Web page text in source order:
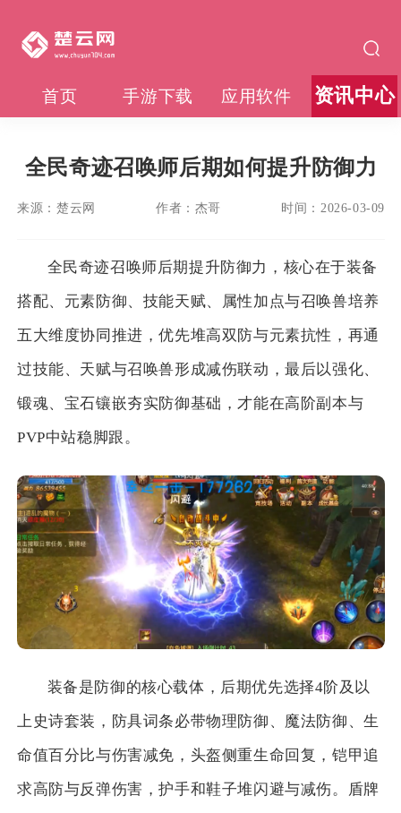
首页 手游下载 应用软件 资讯中心
全民奇迹召唤师后期如何提升防御力
来源： 楚云网 作者： 杰哥 时间： 2026-03-09
全民奇迹召唤师后期提升防御力，核心在于装备
搭配、元素防御、技能天赋、属性加点与召唤兽培养
五大维度协同推进，优先堆高双防与元素抗性，再通
过技能、天赋与召唤兽形成减伤联动，最后以强化、
锻魂、宝石镶嵌夯实防御基础，才能在高阶副本与
PVP中站稳脚跟。
装备是防御的核心载体，后期优先选择4阶及以
上史诗套装，防具词条必带物理防御、魔法防御、生
命值百分比与伤害减免，头盔侧重生命回复，铠甲追
求高防与反弹伤害，护手和鞋子堆闪避与减伤。盾牌